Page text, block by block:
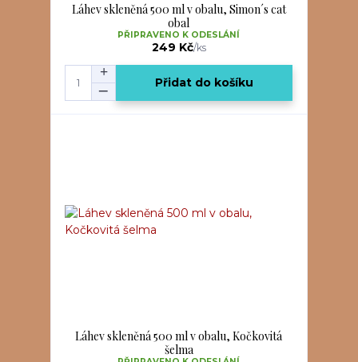
Láhev skleněná 500 ml v obalu, Simon´s cat
obal
249 Kč/ks
PŘIPRAVENO K ODESLÁNÍ
Přidat do košíku
Láhev skleněná 500 ml v obalu, Kočkovitá
šelma